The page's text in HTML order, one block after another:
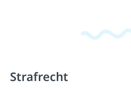
Strafrecht